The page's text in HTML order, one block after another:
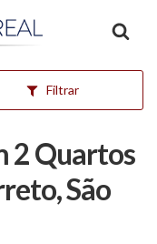
Filtrar
2 Quartos
São